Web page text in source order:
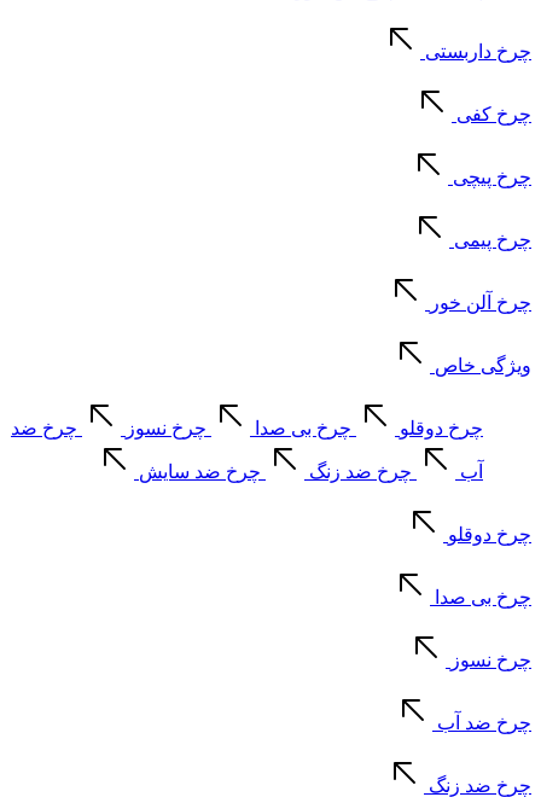
چرخ داربستی
چرخ کفی
چرخ پیچی
چرخ پیمی
چرخ آلن خور
ویژگی خاص
چرخ دوقلو چرخ بی صدا چرخ نسوز چرخ ضد
آب چرخ ضد زنگ چرخ ضد سایش
چرخ دوقلو
چرخ بی صدا
چرخ نسوز
چرخ ضد آب
چرخ ضد زنگ